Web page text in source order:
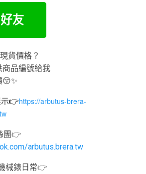
貨價格？
商品編號給我
👉https://arbutus-brera-
團👉
arbutus.brera.tw
械錶日常👉